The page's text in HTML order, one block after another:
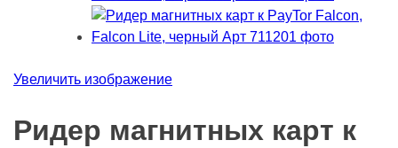
Увеличить изображение
Ридер магнитных карт к